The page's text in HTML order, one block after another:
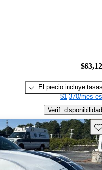
El precio incluye tasas
$1,370/mes
Verif. disponibilidad